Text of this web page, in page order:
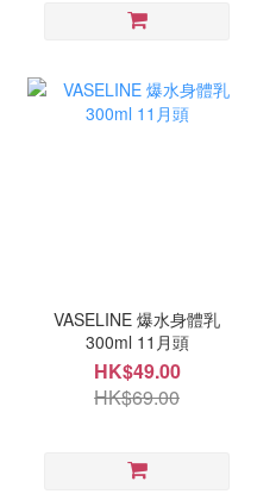
VASELINE 爆水身體乳
300ml 11月頭
HK$49.00
HK$69.00